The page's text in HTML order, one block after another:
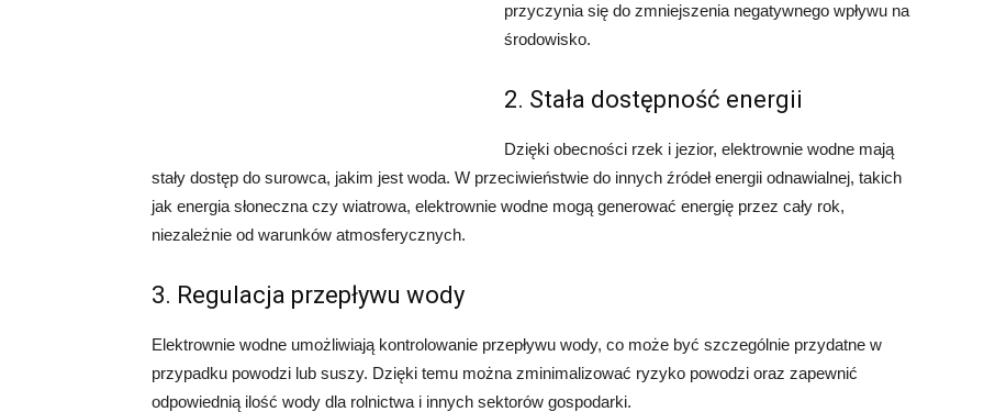
przyczynia się do zmniejszenia negatywnego wpływu na
środowisko.
2. Stała dostępność energii
Dzięki obecności rzek i jezior, elektrownie wodne mają
stały dostęp do surowca, jakim jest woda. W przeciwieństwie do innych źródeł energii odnawialnej, takich
jak energia słoneczna czy wiatrowa, elektrownie wodne mogą generować energię przez cały rok,
niezależnie od warunków atmosferycznych.
3. Regulacja przepływu wody
Elektrownie wodne umożliwiają kontrolowanie przepływu wody, co może być szczególnie przydatne w
przypadku powodzi lub suszy. Dzięki temu można zminimalizować ryzyko powodzi oraz zapewnić
odpowiednią ilość wody dla rolnictwa i innych sektorów gospodarki.